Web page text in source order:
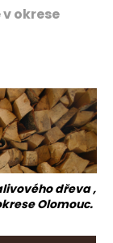
okrese
dřeva ,
Olomouc.